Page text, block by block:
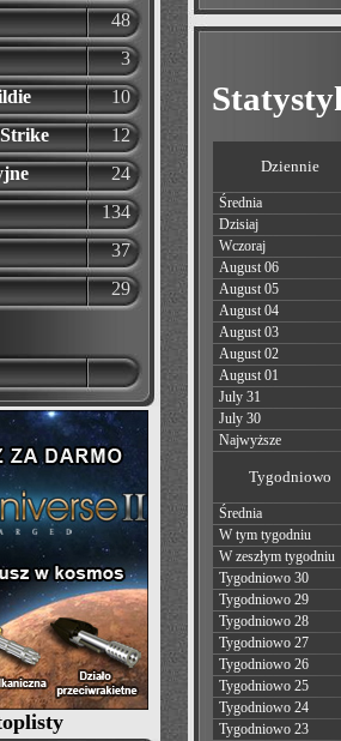
48
3
10
12
24
134
37
29
Dziennie
Średnia
Dzisiaj
Wczoraj
August 06
August 05
August 04
August 03
August 02
August 01
July 31
July 30
Najwyższe
Tygodniowo
Średnia
W tym tygodniu
W zeszłym tygodniu
Tygodniowo 30
Tygodniowo 29
Tygodniowo 28
Tygodniowo 27
Tygodniowo 26
Tygodniowo 25
Tygodniowo 24
Tygodniowo 23